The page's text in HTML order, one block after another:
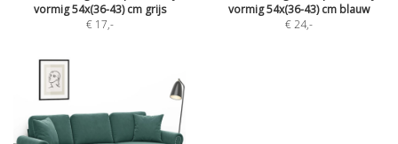
vormig 54x(36-43) cm grijs
€ 17,-
vormig 54x(36-43) cm blauw
€ 24,-